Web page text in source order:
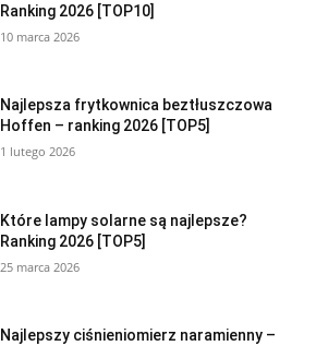
Ranking 2026 [TOP10]
10 marca 2026
Najlepsza frytkownica beztłuszczowa
Hoffen – ranking 2026 [TOP5]
1 lutego 2026
Które lampy solarne są najlepsze?
Ranking 2026 [TOP5]
25 marca 2026
Najlepszy ciśnieniomierz naramienny –